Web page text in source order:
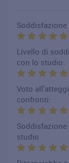
Livello di
con lo studio:
Voto
confronti:
studio